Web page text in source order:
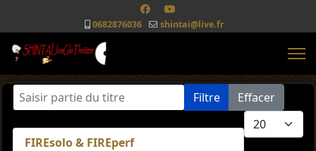
0682876036 shintai@live.fr
Saisir partie du titre Filtre
Effacer
Afficher #
FIREsolo & FIREperf